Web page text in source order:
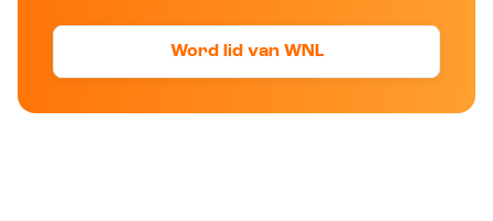
Word lid van WNL